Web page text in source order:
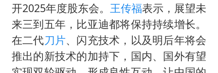
上半年国内居民出游人次34.63亿
微信新功能：你可以“撤回”你的撤回
台州《告全体市民书》：非必要不外出
女子被狗舔脚确诊三级暴露 医生回应
开2025年度股东会。 王传福表示，展望未
来三到五年，比亚迪都将保持持续增长。
在二代刀片、闪充技术，以及明后年将会
推出的新技术的加持下，国内、国外有望